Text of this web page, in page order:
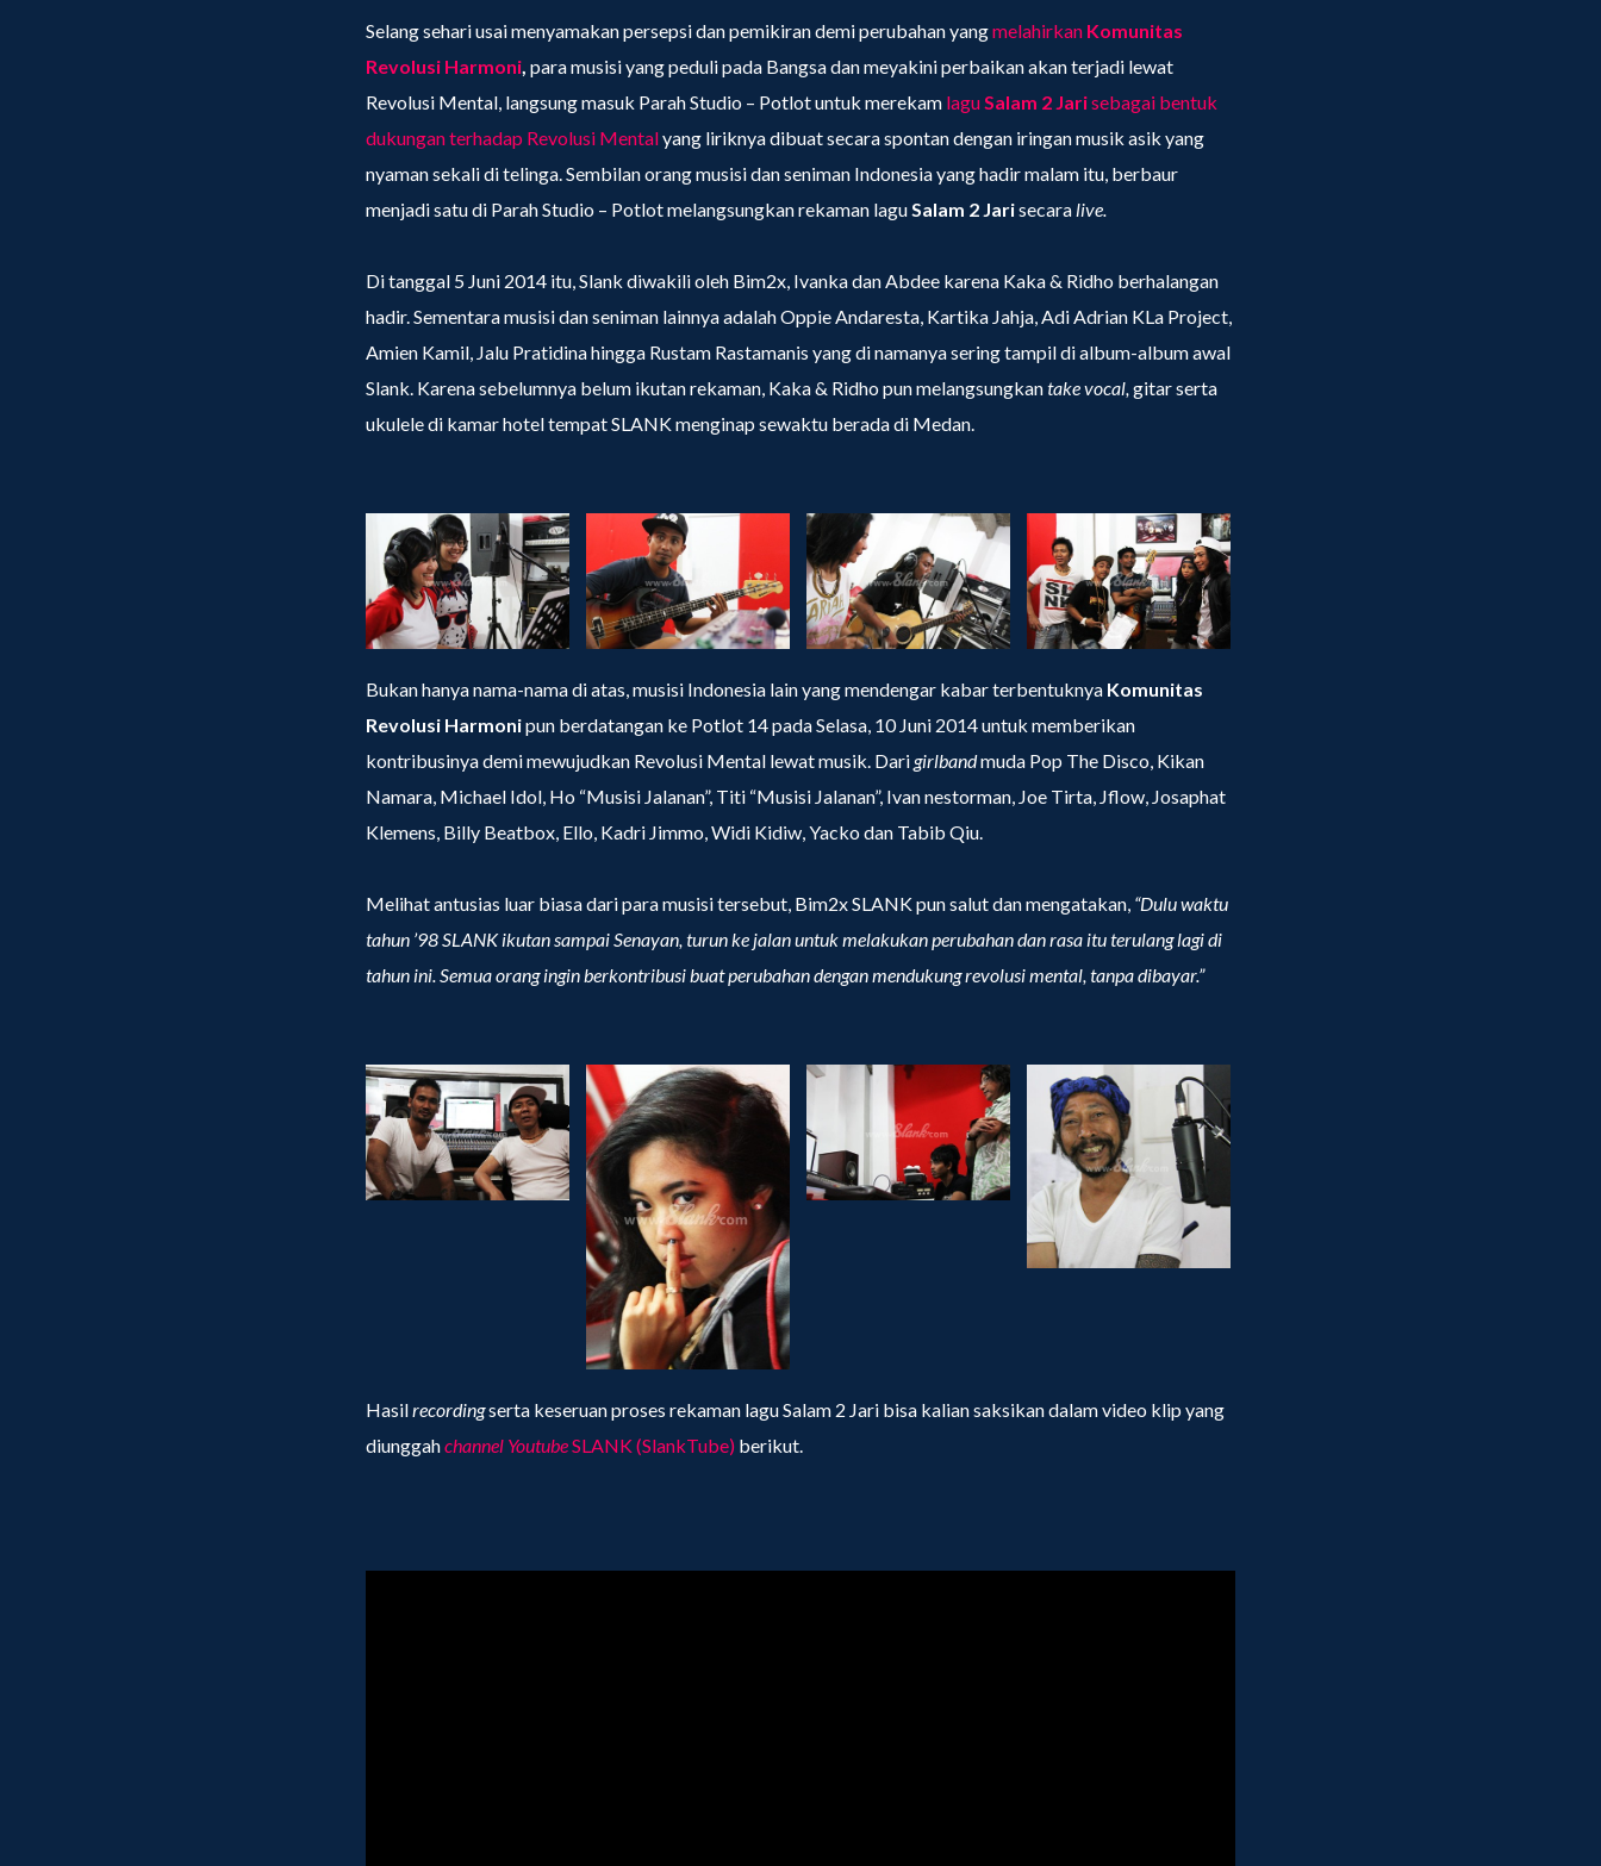
Selang sehari usai menyamakan persepsi dan pemikiran demi perubahan yangmelahirkan Komunitas
Revolusi Harmoni, para musisi yang peduli pada Bangsa dan meyakini perbaikan akan terjadi lewat
Revolusi Mental, langsung masuk Parah Studio – Potlot untuk merekam laguSalam 2 Jarisebagai bentuk
dukungan terhadap Revolusi Mentalyang liriknya dibuat secara spontan dengan iringan musik asik yang
nyaman sekali di telinga. Sembilan orang musisi dan seniman Indonesia yang hadir malam itu, berbaur
menjadi satu di Parah Studio – Potlot melangsungkan rekaman laguSalam 2 Jarisecaralive.
Di tanggal 5 Juni 2014 itu, Slank diwakili oleh Bim2x, Ivanka dan Abdee karena Kaka & Ridho berhalangan
hadir. Sementara musisi dan seniman lainnya adalah Oppie Andaresta, Kartika Jahja, Adi Adrian KLa Project,
Amien Kamil, Jalu Pratidina hingga Rustam Rastamanis yang di namanya sering tampil di album-album awal
Slank. Karena sebelumnya belum ikutan rekaman, Kaka & Ridho pun melangsungkantake vocal,gitar serta
ukulele di kamar hotel tempat SLANK menginap sewaktu berada di Medan.
Bukan hanya nama-nama di atas, musisi Indonesia lain yang mendengar kabar terbentuknya Komunitas
Revolusi Harmonipun berdatangan ke Potlot 14 pada Selasa, 10 Juni 2014 untuk memberikan
kontribusinya demi mewujudkan Revolusi Mental lewat musik. Darigirlbandmuda Pop The Disco, Kikan
Namara, Michael Idol, Ho “Musisi Jalanan”, Titi “Musisi Jalanan”, Ivan nestorman, Joe Tirta, Jflow, Josaphat
Klemens, Billy Beatbox, Ello, Kadri Jimmo, Widi Kidiw, Yacko dan Tabib Qiu.
Melihat antusias luar biasa dari para musisi tersebut, Bim2x SLANK pun salut dan mengatakan, “Dulu waktu
tahun ’98 SLANK ikutan sampai Senayan, turun ke jalan untuk melakukan perubahan dan rasa itu terulang lagi di
tahun ini. Semua orang ingin berkontribusi buat perubahan dengan mendukung revolusi mental, tanpa dibayar.”
Hasilrecordingserta keseruan proses rekaman lagu Salam 2 Jari bisa kalian saksikan dalam video klip yang
diunggahchannel YoutubeSLANK (SlankTube) berikut.